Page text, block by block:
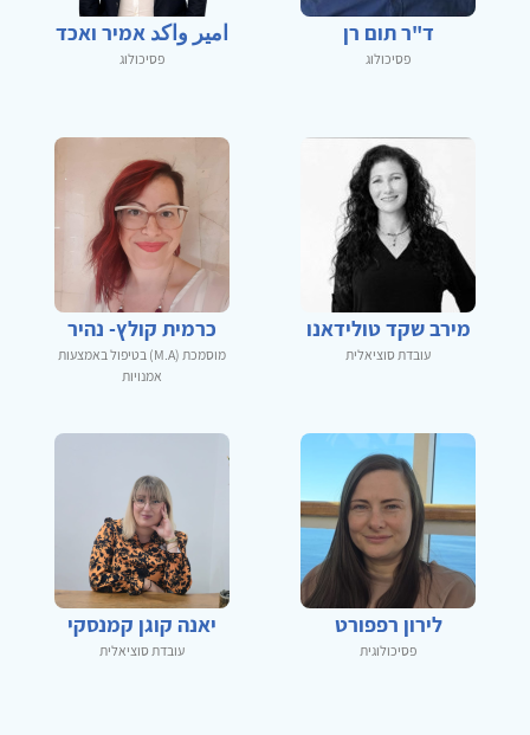
ד"ר תום רן
פסיכולוג
امير واكد אמיר ואכד
פסיכולוג
מירב שקד טולידאנו
עובדת סוציאלית
כרמית קולץ- נהיר
מוסמכת (M.A) בטיפול באמצעות
אמנויות
לירון רפפורט
פסיכולוגית
יאנה קוגן קמנסקי
עובדת סוציאלית